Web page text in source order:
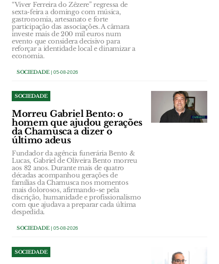
“Viver Ferreira do Zêzere” regressa de
sexta-feira a domingo com música,
gastronomia, artesanato e forte
participação das associações. A câmara
investe mais de 200 mil euros num
evento que considera decisivo para
reforçar a identidade local e dinamizar a
economia.
SOCIEDADE| 05-08-2026
SOCIEDADE
Morreu Gabriel Bento: o
homem que ajudou gerações
da Chamusca a dizer o
último adeus
Fundador da agência funerária Bento &
Lucas, Gabriel de Oliveira Bento morreu
aos 82 anos. Durante mais de quatro
décadas acompanhou gerações de
famílias da Chamusca nos momentos
mais dolorosos, afirmando-se pela
discrição, humanidade e profissionalismo
com que ajudava a preparar cada última
despedida.
SOCIEDADE| 05-08-2026
SOCIEDADE